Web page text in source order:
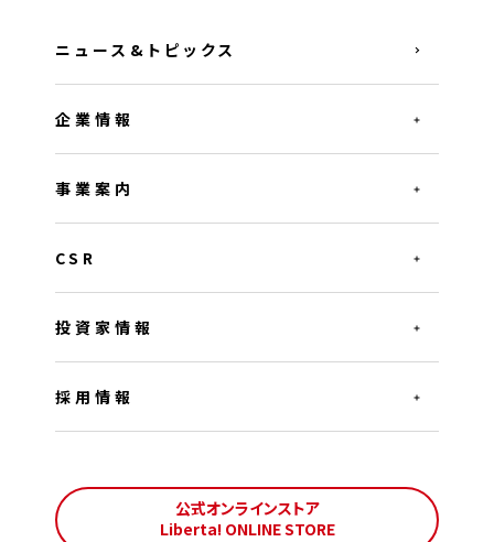
ニュース&トピックス
企業情報
事業案内
CSR
投資家情報
採用情報
公式オンラインストア
Liberta! ONLINE STORE